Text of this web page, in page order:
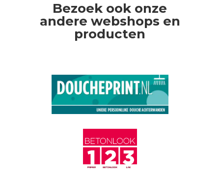
Bezoek ook onze
andere webshops en
producten